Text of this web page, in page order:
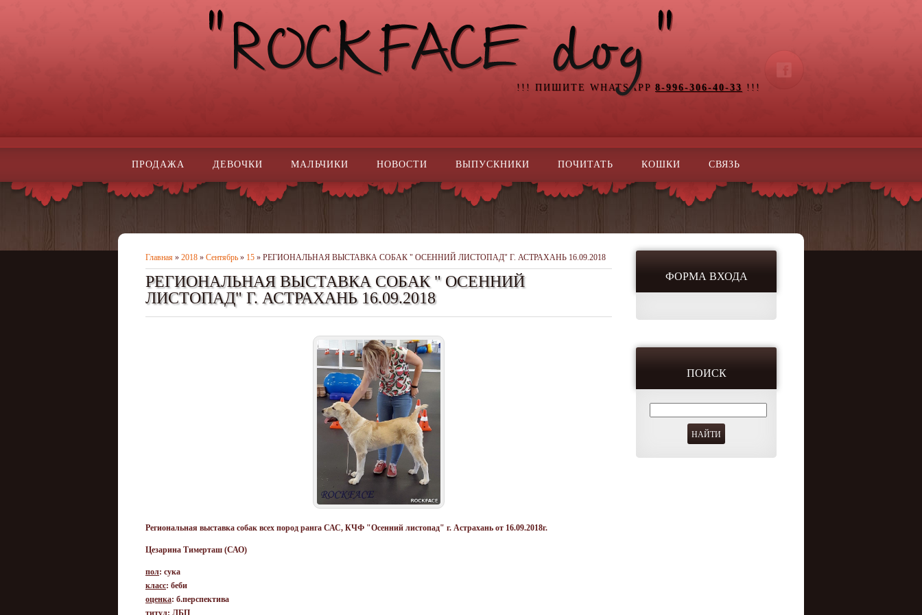
!!! ПИШИТЕ WHATSAPP 8-996-306-40-33 !!!
ПРОДАЖА ДЕВОЧКИ МАЛЬЧИКИ НОВОСТИ ВЫПУСКНИКИ ПОЧИТАТЬ КОШКИ СВЯЗЬ
Главная » 2018 » Сентябрь » 15 » РЕГИОНАЛЬНАЯ ВЫСТАВКА СОБАК " ОСЕННИЙ ЛИСТОПАД" Г. АСТРАХАНЬ 16.09.2018
РЕГИОНАЛЬНАЯ ВЫСТАВКА СОБАК " ОСЕННИЙ
ЛИСТОПАД" Г. АСТРАХАНЬ 16.09.2018
Региональная выставка собак всех пород ранга САС, КЧФ "Осенний листопад" г. Астрахань от 16.09.2018г.
Цезарина Тимерташ (САО)
пол: сука
класс: беби
оценка: б.перспектива
титул: ЛБП
ФОРМА ВХОДА
ПОИСК